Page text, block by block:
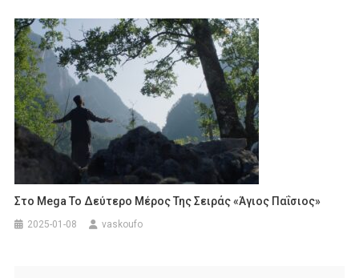
Στο Mega Το Δεύτερο Μέρος Της Σειράς «Άγιος Παΐσιος»
2025-01-08 vaskoufo